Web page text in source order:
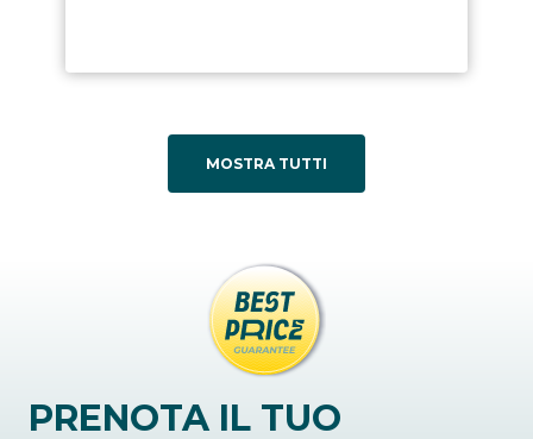
MOSTRA TUTTI
PRENOTA IL TUO